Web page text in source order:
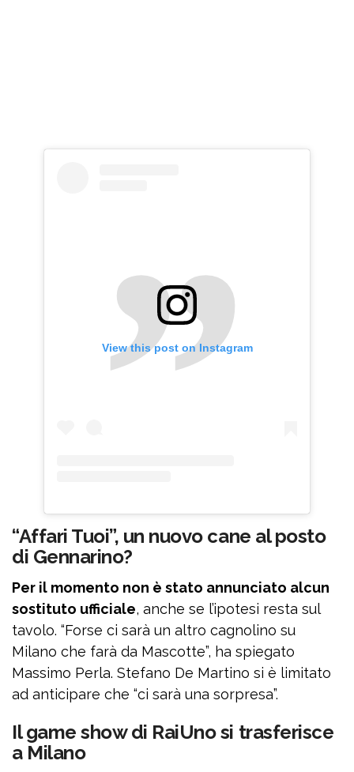
View this post on Instagram
“Affari Tuoi”, un nuovo cane al posto
di Gennarino?
Per il momento non è stato annunciato alcun
sostituto ufficiale, anche se l’ipotesi resta sul
tavolo. “Forse ci sarà un altro cagnolino su
Milano che farà da Mascotte”, ha spiegato
Massimo Perla. Stefano De Martino si è limitato
ad anticipare che “ci sarà una sorpresa”.
Il game show di RaiUno si trasferisce
a Milano